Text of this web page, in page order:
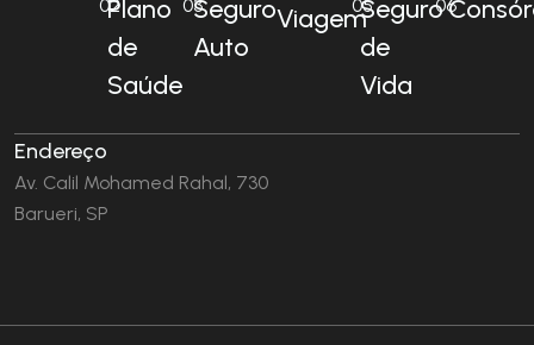
02Plano
de
Saúde
03Seguro
Auto
Viagem
05Seguro
de
Vida
06
Endereço
Av. Calil Mohamed Rahal, 730
Barueri, SP